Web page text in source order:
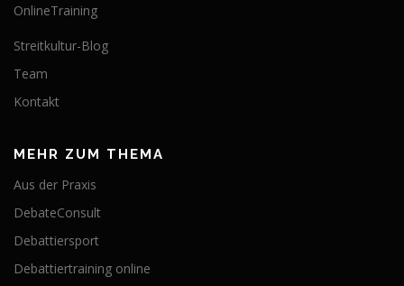
OnlineTraining
Streitkultur-Blog
Team
Kontakt
MEHR ZUM THEMA
Aus der Praxis
DebateConsult
Debattiersport
Debattiertraining online